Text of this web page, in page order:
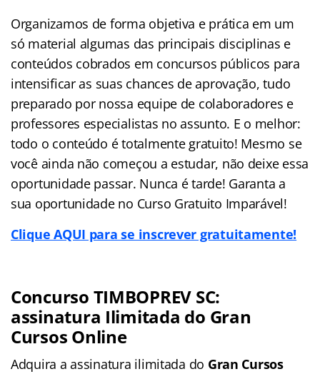
Organizamos de forma objetiva e prática em um
só material algumas das principais disciplinas e
conteúdos cobrados em concursos públicos para
intensificar as suas chances de aprovação, tudo
preparado por nossa equipe de colaboradores e
professores especialistas no assunto. E o melhor:
todo o conteúdo é totalmente gratuito! Mesmo se
você ainda não começou a estudar, não deixe essa
oportunidade passar. Nunca é tarde! Garanta a
sua oportunidade no Curso Gratuito Imparável!
Clique AQUI para se inscrever gratuitamente!
Concurso TIMBOPREV SC:
assinatura Ilimitada do Gran
Cursos Online
Adquira a assinatura ilimitada do Gran Cursos